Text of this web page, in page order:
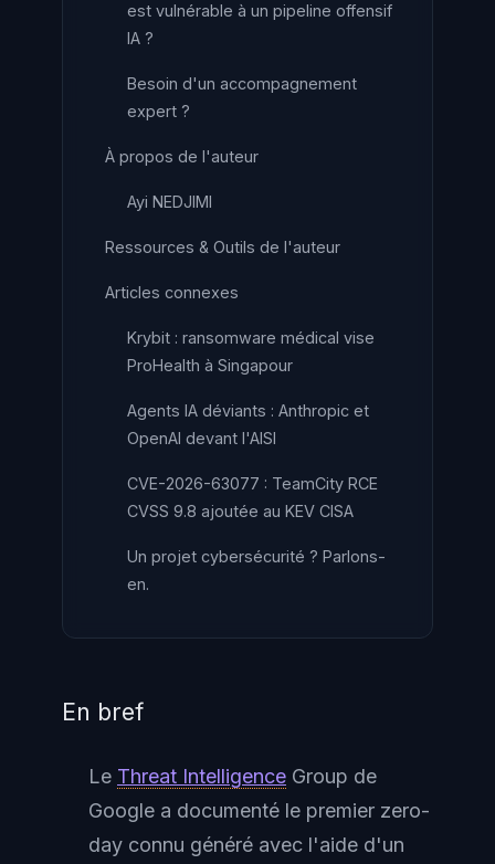
est vulnérable à un pipeline offensif
IA ?
Besoin d'un accompagnement
expert ?
À propos de l'auteur
Ayi NEDJIMI
Ressources & Outils de l'auteur
Articles connexes
Krybit : ransomware médical vise
ProHealth à Singapour
Agents IA déviants : Anthropic et
OpenAI devant l'AISI
CVE-2026-63077 : TeamCity RCE
CVSS 9.8 ajoutée au KEV CISA
Un projet cybersécurité ? Parlons-
en.
En bref
Le Threat Intelligence Group de
Google a documenté le premier zero-
day connu généré avec l'aide d'un